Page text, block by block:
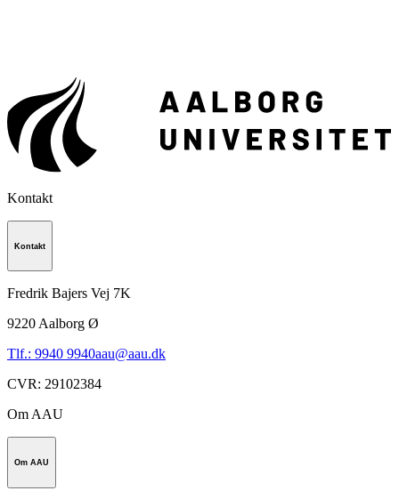
Kontakt
Kontakt
Fredrik Bajers Vej 7K
9220 Aalborg Ø
Tlf.: 9940 9940aau@aau.dk
CVR: 29102384
Om AAU
Om AAU